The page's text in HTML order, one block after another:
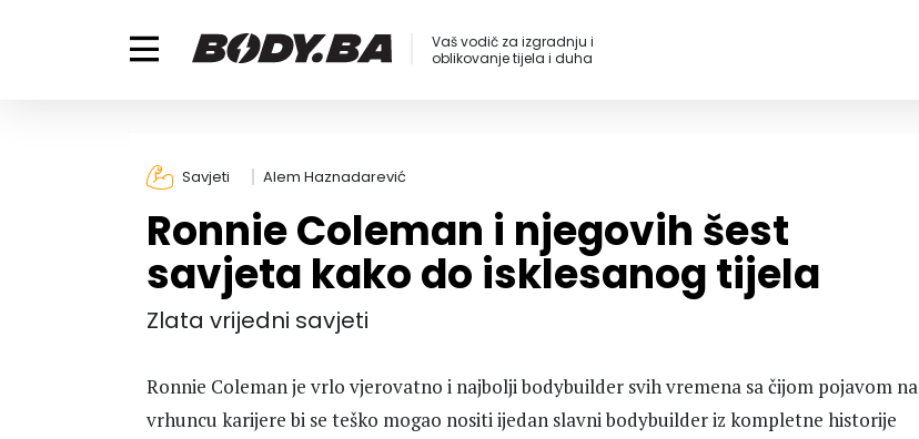
Vaš vodič za izgradnju i
oblikovanje tijela i duha
Savjeti Alem Haznadarević
Ronnie Coleman i njegovih šest
savjeta kako do isklesanog tijela
Zlata vrijedni savjeti
Ronnie Coleman je vrlo vjerovatno i najbolji bodybuilder svih vremena sa čijom pojavom na
vrhuncu karijere bi se teško mogao nositi ijedan slavni bodybuilder iz kompletne historije